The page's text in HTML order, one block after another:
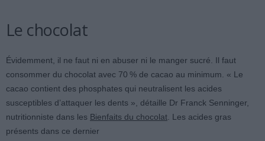
Le chocolat
Évidemment, il ne faut ni en abuser ni le manger sucré. Il faut
consommer du chocolat avec 70 % de cacao au minimum. « Le
cacao contient des phosphates qui neutralisent les acides
susceptibles d’attaquer les dents », détaille Dr Franck Senninger,
nutritionniste dans les Bienfaits du chocolat. Les acides gras
présents dans ce dernier